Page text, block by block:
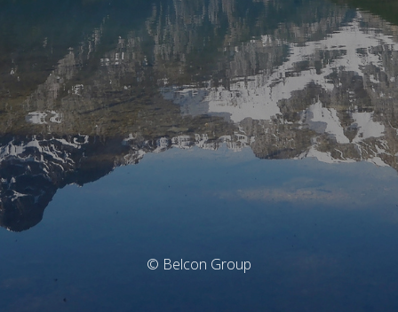
© Belcon Group